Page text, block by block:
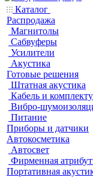
Каталог
Распродажа
Магнитолы
Сабвуферы
Усилители
Акустика
Готовые решения
Штатная акустика
Кабель и
Вибро-
Питание
Приборы и датчики
Автокосметика
Автосвет
Фирменная
Портативная